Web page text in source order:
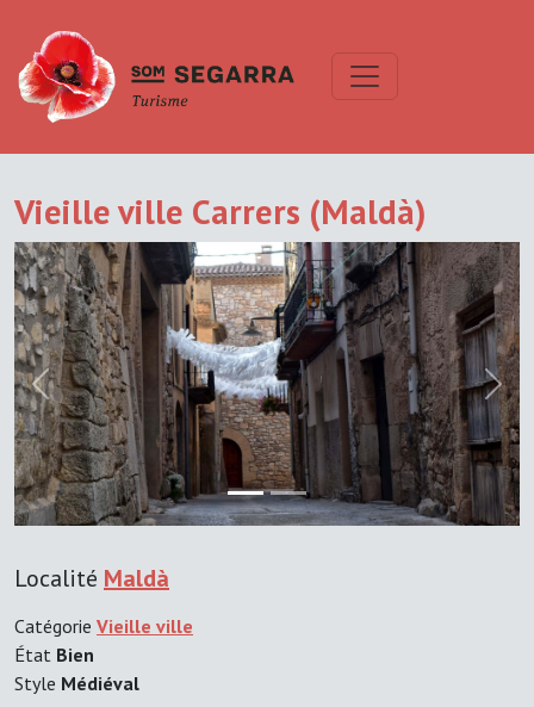
Vieille ville Carrers (Maldà)
Previous Next
Localité Maldà
Catégorie Vieille ville
État Bien
Style Médiéval